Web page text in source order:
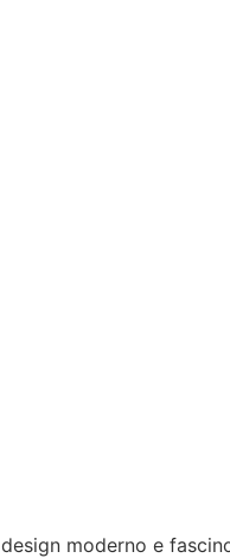
moderno e